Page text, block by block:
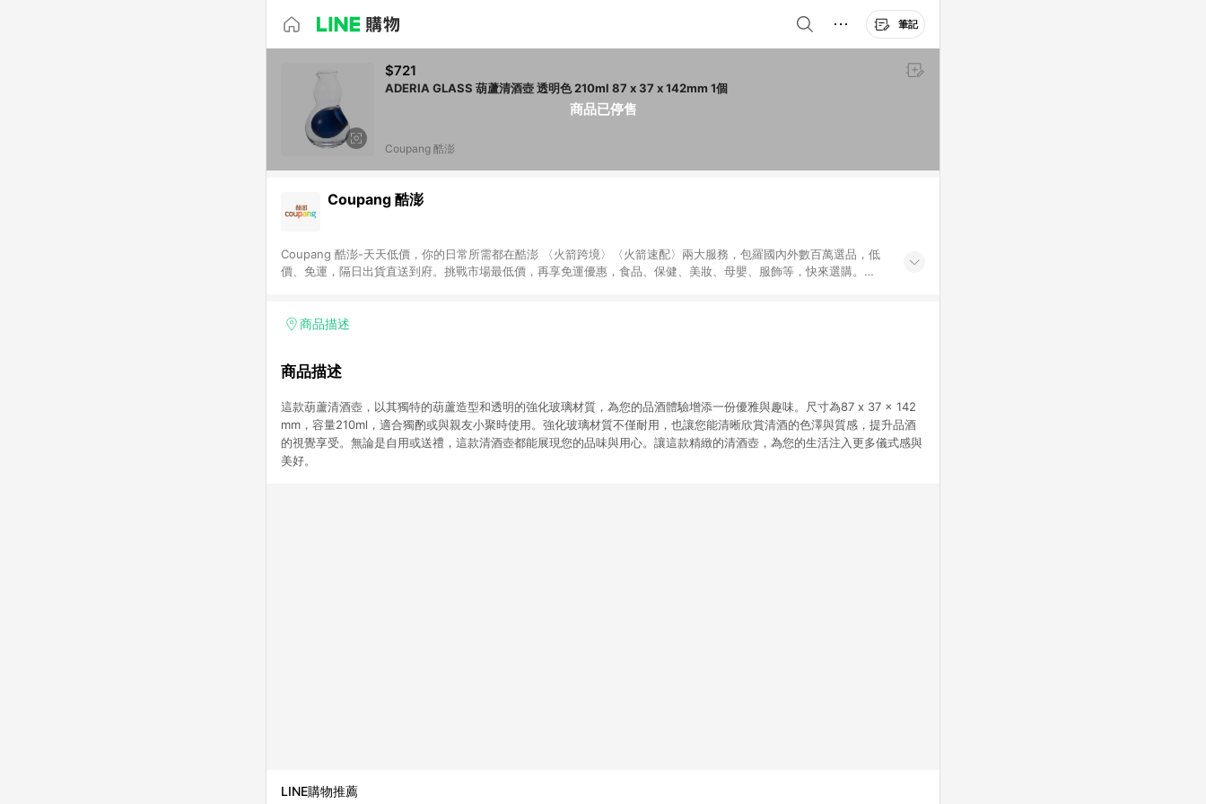
筆記
商品已停售
$721
ADERIA GLASS 葫蘆清酒壺 透明色 210ml 87 x 37 x 142mm 1個
Coupang 酷澎
Coupang 酷澎
Coupang 酷澎-天天低價，你的日常所需都在酷澎 〈火箭跨境〉〈火箭速配〉兩大服務，包羅國內外數百萬選品，低
價、免運，隔日出貨直送到府。挑戰市場最低價，再享免運優惠，食品、保健、美妝、母嬰、服飾等，快來選購。
商品描述
商品描述
這款葫蘆清酒壺，以其獨特的葫蘆造型和透明的強化玻璃材質，為您的品酒體驗增添一份優雅與趣味。尺寸為87 x 37 x 142
mm，容量210ml，適合獨酌或與親友小聚時使用。強化玻璃材質不僅耐用，也讓您能清晰欣賞清酒的色澤與質感，提升品酒
的視覺享受。無論是自用或送禮，這款清酒壺都能展現您的品味與用心。讓這款精緻的清酒壺，為您的生活注入更多儀式感與
美好。
LINE購物推薦